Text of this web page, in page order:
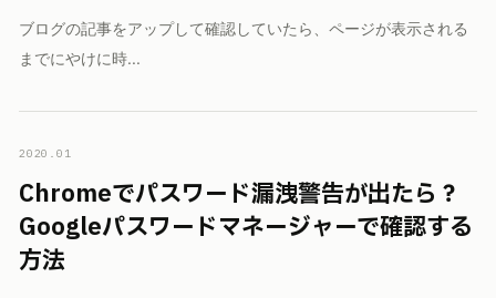
ブログの記事をアップして確認していたら、ページが表示される
までにやけに時...
2020.01
Chromeでパスワード漏洩警告が出たら？
Googleパスワードマネージャーで確認する
方法